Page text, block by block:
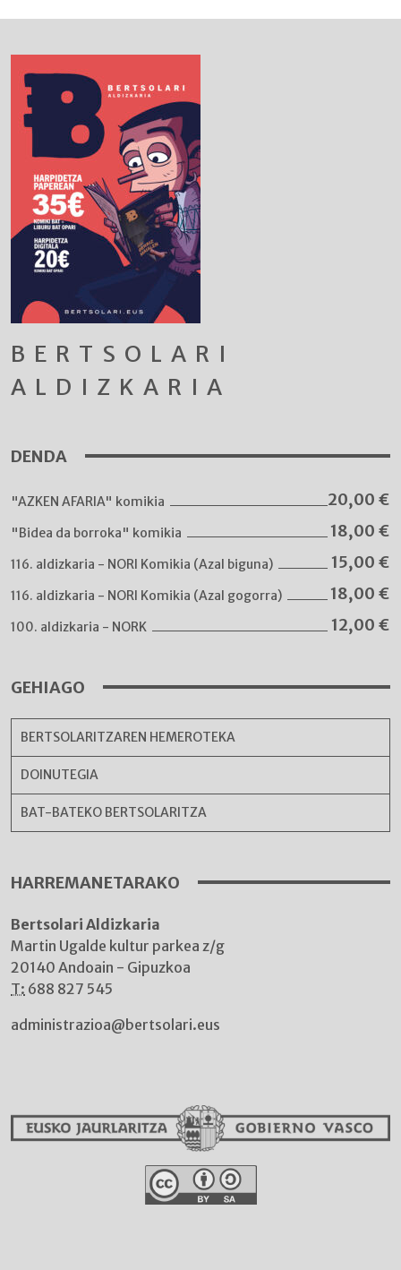
BERTSOLARI
ALDIZKARIA
DENDA
"AZKEN AFARIA" komikia 20,00 €
"Bidea da borroka" komikia 18,00 €
116. aldizkaria - NORI Komikia (Azal biguna) 15,00 €
116. aldizkaria - NORI Komikia (Azal gogorra) 18,00 €
100. aldizkaria - NORK 12,00 €
GEHIAGO
BERTSOLARITZAREN HEMEROTEKA
DOINUTEGIA
BAT-BATEKO BERTSOLARITZA
HARREMANETARAKO
Bertsolari Aldizkaria
Martin Ugalde kultur parkea z/g
20140 Andoain - Gipuzkoa
T: 688 827 545
administrazioa@bertsolari.eus